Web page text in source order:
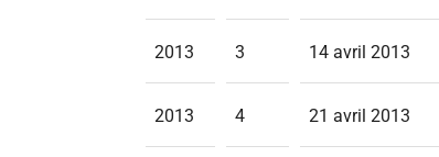
2013 3 14 avril 2013
2013 4 21 avril 2013